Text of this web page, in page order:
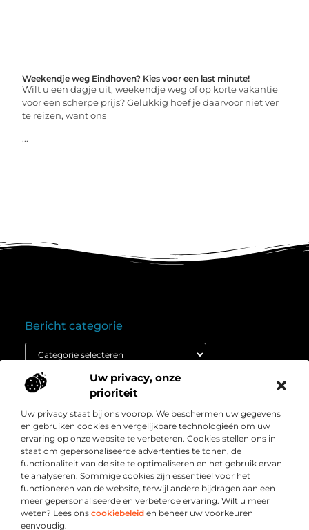
Uw privacy, onze
prioriteit
Uw privacy staat bij ons voorop. We beschermen uw gegevens
en gebruiken cookies en vergelijkbare technologieën om uw
ervaring op onze website te verbeteren. Cookies stellen ons in
staat om gepersonaliseerde advertenties te tonen, de
functionaliteit van de site te optimaliseren en het gebruik ervan
te analyseren. Sommige cookies zijn essentieel voor het
functioneren van de website, terwijl andere bijdragen aan een
meer gepersonaliseerde en verbeterde ervaring. Wilt u meer
weten? Lees ons cookiebeleid en beheer uw voorkeuren
eenvoudig.
Weekendje weg Eindhoven? Kies voor een last minute!
Wilt u een dagje uit, weekendje weg of op korte vakantie
voor een scherpe prijs? Gelukkig hoef je daarvoor niet ver
te reizen, want ons
...
Over
Bedrijf
” Het platform voor slimme inzichten en
conversieboosts “
Duik in waardevolle content, praktische strategieën en
inspirerende cases die jouw webshop naar een hoger
niveau tillen. Welkom bij Webshop-conversie.nl – jouw
bron voor resultaatgerichte kennis en online groei.
Onze informatie
Bericht categorie